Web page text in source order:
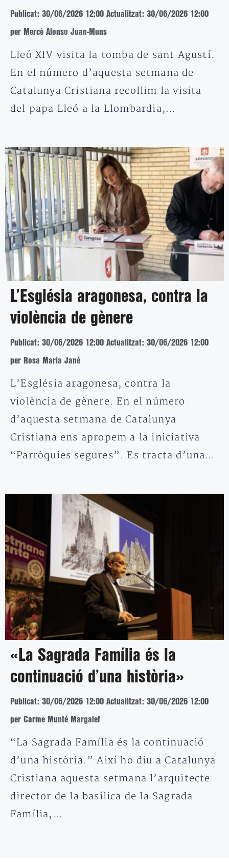
Publicat: 30/06/2026 12:00 Actualitzat: 30/06/2026 12:00
per Mercè Alonso Juan-Muns
Lleó XIV visita la tomba de sant Agustí.
En el número d’aquesta setmana de
Catalunya Cristiana recollim la visita
del papa Lleó a la Llombardia,…
L’Església aragonesa, contra la
violència de gènere
Publicat: 30/06/2026 12:00 Actualitzat: 30/06/2026 12:00
per Rosa María Jané
L’Església aragonesa, contra la
violència de gènere. En el número
d’aquesta setmana de Catalunya
Cristiana ens apropem a la iniciativa
“Parròquies segures”. Es tracta d’una…
«La Sagrada Família és la
continuació d’una història»
Publicat: 30/06/2026 12:00 Actualitzat: 30/06/2026 12:00
per Carme Munté Margalef
“La Sagrada Família és la continuació
d’una història.” Així ho diu a Catalunya
Cristiana aquesta setmana l’arquitecte
director de la basílica de la Sagrada
Família,…